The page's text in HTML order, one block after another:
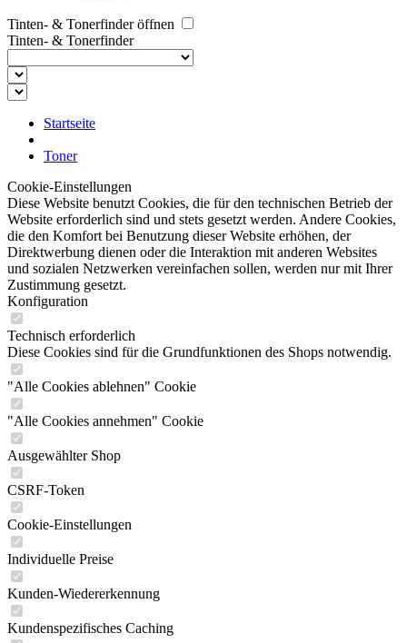
Tinten- & Tonerfinder öffnen
Tinten- & Tonerfinder
Startseite
Toner
Cookie-Einstellungen
Diese Website benutzt Cookies, die für den technischen Betrieb der
Website erforderlich sind und stets gesetzt werden. Andere Cookies,
die den Komfort bei Benutzung dieser Website erhöhen, der
Direktwerbung dienen oder die Interaktion mit anderen Websites
und sozialen Netzwerken vereinfachen sollen, werden nur mit Ihrer
Zustimmung gesetzt.
Konfiguration
Technisch erforderlich
Diese Cookies sind für die Grundfunktionen des Shops notwendig.
"Alle Cookies ablehnen" Cookie
"Alle Cookies annehmen" Cookie
Ausgewählter Shop
CSRF-Token
Cookie-Einstellungen
Individuelle Preise
Kunden-Wiedererkennung
Kundenspezifisches Caching